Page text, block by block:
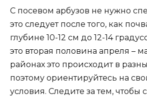
С посевом арбузов не нужно
это следует после того, как
глубине 10-12 см до 12-14
это вторая половина апреля –
районах это происходит в
поэтому ориентируйтесь на
условия. Следите за тем, чтобы